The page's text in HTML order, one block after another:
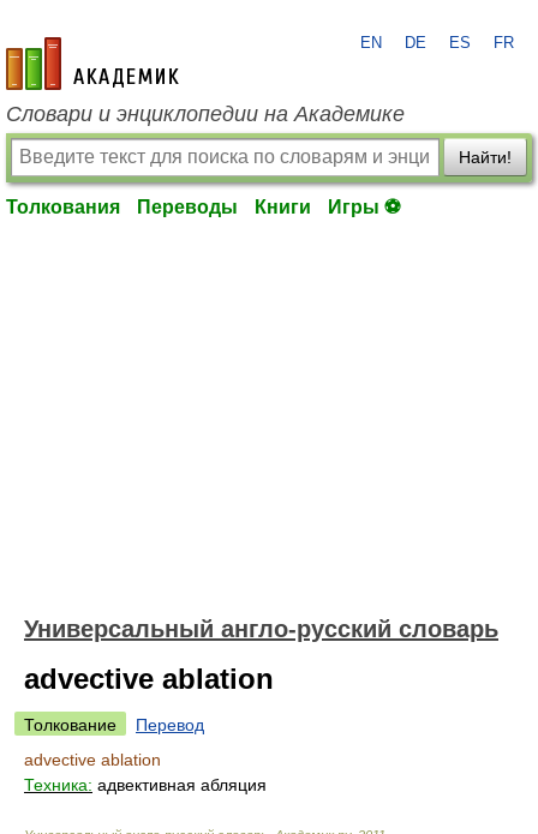
academic.ru
EN DE ES FR
Словари и энциклопедии на Академике
Найти!
Толкования Переводы Книги Игры ⚽
Универсальный англо-русский словарь
advective ablation
Толкование
Перевод
advective ablation
Техника: адвективная абляция